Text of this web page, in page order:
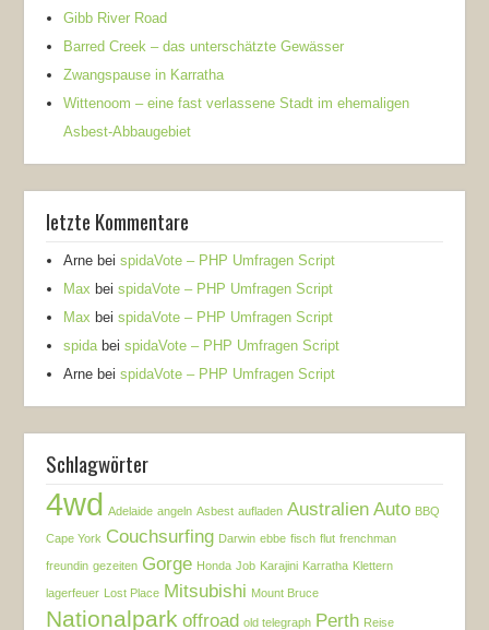
Gibb River Road
Barred Creek – das unterschätzte Gewässer
Zwangspause in Karratha
Wittenoom – eine fast verlassene Stadt im ehemaligen
Asbest-Abbaugebiet
letzte Kommentare
Arne beispidaVote – PHP Umfragen Script
Max beispidaVote – PHP Umfragen Script
Max beispidaVote – PHP Umfragen Script
spida beispidaVote – PHP Umfragen Script
Arne beispidaVote – PHP Umfragen Script
Schlagwörter
4wd Adelaide angeln Asbest aufladen Australien Auto BBQ
Cape York Couchsurfing Darwin ebbe fisch flut frenchman
freundin gezeiten Gorge Honda Job Karajini Karratha Klettern
lagerfeuer Lost Place Mitsubishi Mount Bruce
Nationalpark offroad old telegraph Perth Reise